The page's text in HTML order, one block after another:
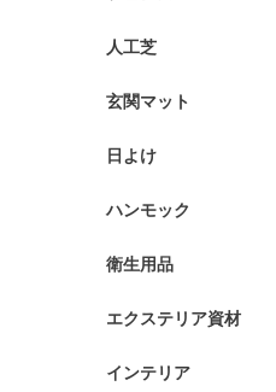
人工芝
玄関マット
日よけ
ハンモック
衛生用品
エクステリア資材
インテリア